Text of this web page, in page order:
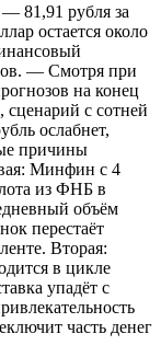
81,91 рубля за
остается около
— Смотря при
на конец
сценарий с сотней
ослабнет,
причины
Минфин с 4
из ФНБ в
объём
перестаёт
Вторая:
в цикле
упадёт с
часть денег